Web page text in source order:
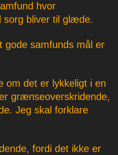
hvor
sorg bliver til glæde.
gode samfunds mål er
om det er lykkeligt i en
grænseoverskridende,
Jeg skal forklare
fordi det ikke er